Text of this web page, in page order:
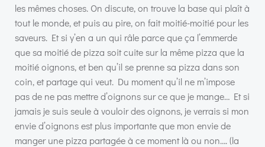
les mêmes choses. On discute, on trouve la base qui plaît à
tout le monde, et puis au pire, on fait moitié-moitié pour les
saveurs. Et si y’en a un qui râle parce que ça l’emmerde
que sa moitié de pizza soit cuite sur la même pizza que la
moitié oignons, et ben qu’il se prenne sa pizza dans son
coin, et partage qui veut. Du moment qu’il ne m’impose
pas de ne pas mettre d’oignons sur ce que je mange… Et si
jamais je suis seule à vouloir des oignons, je verrais si mon
envie d’oignons est plus importante que mon envie de
manger une pizza partagée à ce moment là ou non…. (la